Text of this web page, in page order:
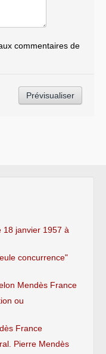
commentaires de
18 janvier 1957 à
concurrence"
Mendès France
ou
France
Pierre Mendès